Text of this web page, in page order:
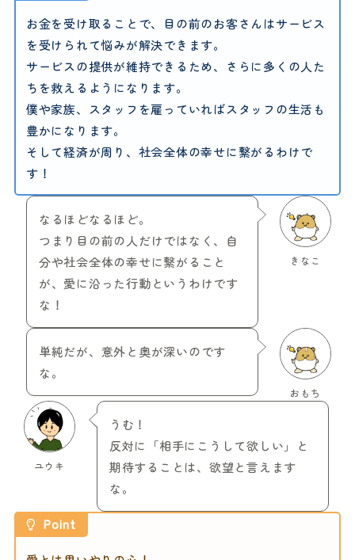
お金を受け取ることで、目の前のお客さんはサービス
を受けられて悩みが解決できます。
サービスの提供が維持できるため、さらに多くの人た
ちを救えるようになります。
僕や家族、スタッフを雇っていればスタッフの生活も
豊かになります。
そして経済が周り、社会全体の幸せに繋がるわけで
す！
きなこ
なるほどなるほど。
つまり目の前の人だけではなく、自
分や社会全体の幸せに繋がること
が、愛に沿った行動というわけです
な！
おもち
単純だが、意外と奥が深いのです
な。
ユウキ
うむ！
反対に「相手にこうして欲しい」と
期待することは、欲望と言えます
な。
Point